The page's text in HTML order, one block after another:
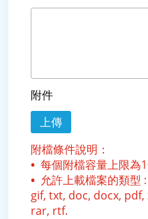
附件
上傳
附檔條件說明：
每個附檔容量上限為
允許上載檔案的類
gif, txt, doc, docx,
rar, rtf.